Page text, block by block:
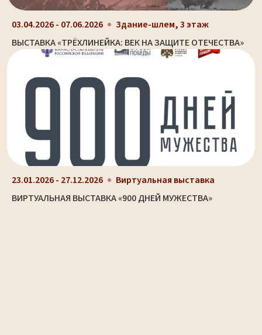
03.04.2026 - 07.06.2026
Здание-шлем, 3 этаж
ВЫСТАВКА «ТРЁХЛИНЕЙКА: ВЕК НА ЗАЩИТЕ ОТЕЧЕСТВА»
23.01.2026 - 27.12.2026
Виртуальная выставка
ВИРТУАЛЬНАЯ ВЫСТАВКА «900 ДНЕЙ МУЖЕСТВА»